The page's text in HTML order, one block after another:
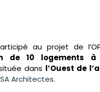
au projet de
de 10 logements
dans l’Ouest de
Architectes.